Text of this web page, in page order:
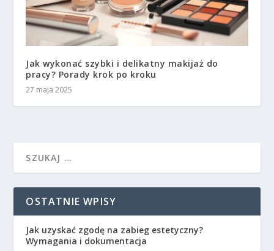
Jak wykonać szybki i delikatny makijaż do
pracy? Porady krok po kroku
27 maja 2025
OSTATNIE WPISY
Jak uzyskać zgodę na zabieg estetyczny?
Wymagania i dokumentacja